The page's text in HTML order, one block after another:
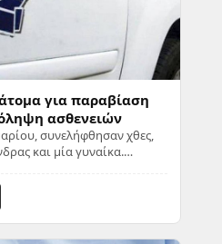
για παραβίαση
ασθενειών
συνελήφθησαν χθες,
και μία γυναίκα.